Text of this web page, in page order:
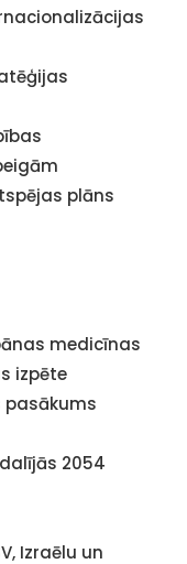
plāns
medicīnas
izpēte
pasākums
2054
Izraēlu un